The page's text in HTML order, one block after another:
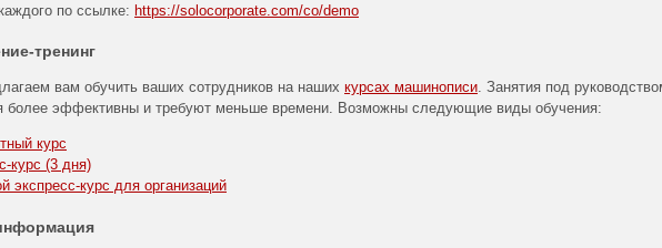
по ссылке: https://solocorporate.com/co/demo
тренинг
вам обучить ваших сотрудников на наших курсах машинописи. Занятия под
более эффективны и требуют меньше времени. Возможны следующие виды обучения:
курс
курс (3 дня)
экспресс-курс для организаций